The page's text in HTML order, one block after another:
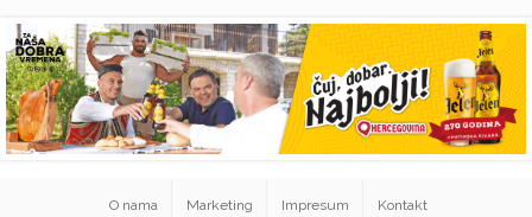
O nama Marketing Impresum Kontakt